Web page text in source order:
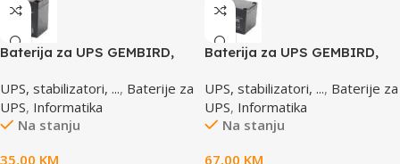
Baterija za UPS GEMBIRD,
UPS, stabilizatori, ..., Baterije za
UPS, Informatika
Na stanju
35,00 KM
Baterija za UPS GEMBIRD,
UPS, stabilizatori, ..., Baterije za
UPS, Informatika
Na stanju
67,00 KM